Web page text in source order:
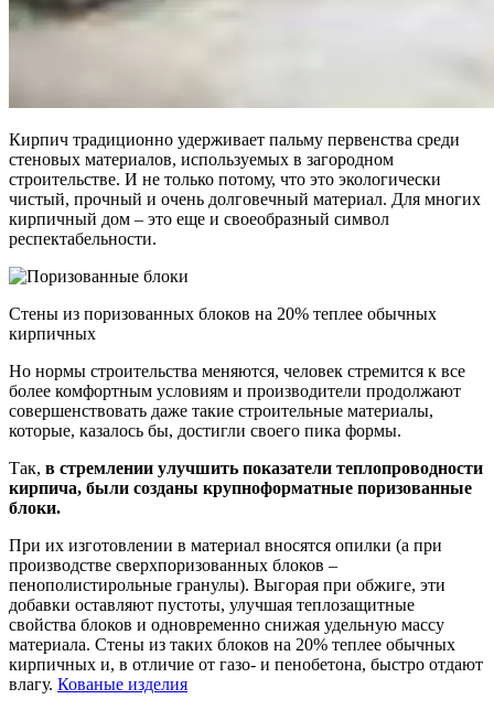
Кирпич традиционно удерживает пальму первенства среди
стеновых материалов, используемых в загородном
строительстве. И не только потому, что это экологически
чистый, прочный и очень долговечный материал. Для многих
кирпичный дом – это еще и своеобразный символ
респектабельности.
Cтены из поризованных блоков на 20% теплее обычных
кирпичных
Но нормы строительства меняются, человек стремится к все
более комфортным условиям и производители продолжают
совершенствовать даже такие строительные материалы,
которые, казалось бы, достигли своего пика формы.
Так, в стремлении улучшить показатели теплопроводности
кирпича, были созданы крупноформатные поризованные
блоки.
При их изготовлении в материал вносятся опилки (а при
производстве сверхпоризованных блоков –
пенополистирольные гранулы). Выгорая при обжиге, эти
добавки оставляют пустоты, улучшая теплозащитные
свойства блоков и одновременно снижая удельную массу
материала. Стены из таких блоков на 20% теплее обычных
кирпичных и, в отличие от газо- и пенобетона, быстро отдают
влагу. Кованые изделия